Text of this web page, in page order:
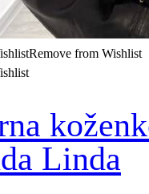
Remove from Wishlist
Linda